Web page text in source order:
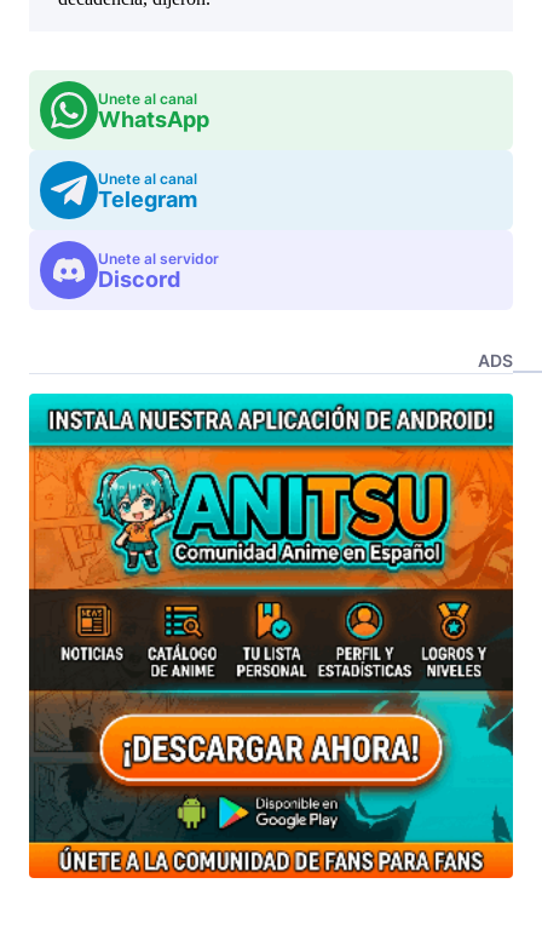
Unete al canal
WhatsApp
Unete al canal
Telegram
Unete al servidor
Discord
ADS